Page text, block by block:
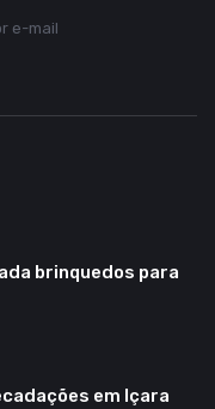
e-mail
brinquedos para
em Içara